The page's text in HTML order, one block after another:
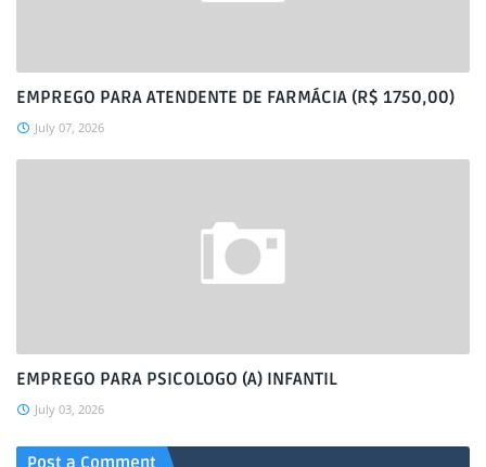
EMPREGO PARA ATENDENTE DE FARMÁCIA (R$ 1750,00)
July 07, 2026
EMPREGO PARA PSICOLOGO (A) INFANTIL
July 03, 2026
Post a Comment